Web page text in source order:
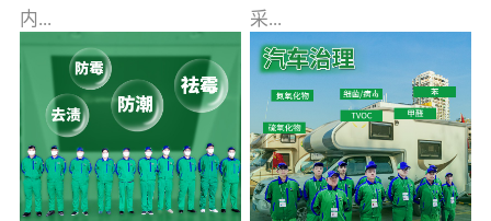
内...
空气污染净化治理）工业
文明的进步，创造了多姿
多彩的家居产品和生活情
调，但也带来了以甲醛为
采...
用行业公认奥维牌消毒
液，具备杀死人体冠状病
毒的功效，杀菌率
99.99%。相对于传统消毒